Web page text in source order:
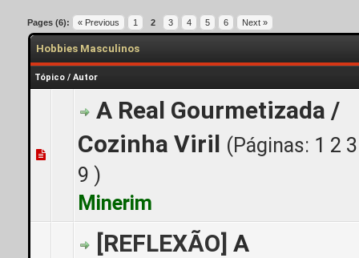
Pages (6): « Previous 1 2 3 4 5 6 Next »
Hobbies Masculinos
Tópico /Autor
A Real Gourmetizada /
Cozinha Viril (Páginas: 1 2 3
9 )
Minerim
5 Voto(s) - 5 de 5 em média
1 2 3 45
[REFLEXÃO] A